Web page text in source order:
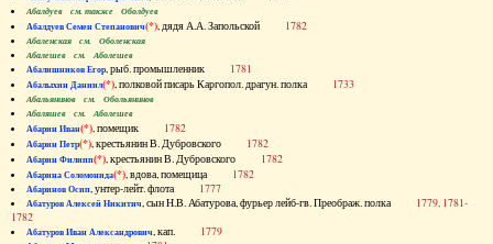
Абалдуев см. также Оболдуев
Абалдуев Семен Степанович(*), дядя А.А. Запольской 1782
Абаленская см. Оболенская
Абалешев см. Аболешев
Абалишников Егор, рыб. промышленник 1781
Абалыхин Даниил(*), полковой писарь Каргопол. драгун. полка 1733
Абальянинов см. Обольянинов
Абаляшев см. Аболешев
Абарин Иван(*), помещик 1782
Абарин Петр(*), крестьянин В. Дубровского 1782
Абарин Филипп(*), крестьянин В. Дубровского 1782
Абарина Соломонида(*), вдова, помещица 1782
Абаринов Осип, унтер-лейт. флота 1777
Абатуров Алексей Никитич, сын Н.В. Абатурова, фурьер лейб-гв. Преображ. полка 1779, 1781-
1782
Абатуров Иван Александрович, кап. 1779